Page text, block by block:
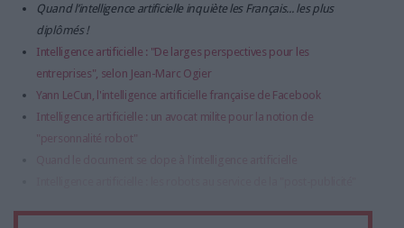
Quand l’intelligence artificielle inquiète les Français... les plus
diplômés !
Intelligence artificielle : "De larges perspectives pour les
entreprises", selon Jean-Marc Ogier
Yann LeCun, l'intelligence artificielle française de Facebook
Intelligence artificielle : un avocat milite pour la notion de
"personnalité robot"